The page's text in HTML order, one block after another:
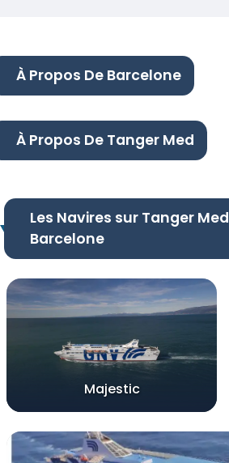
À Propos De Barcelone
À Propos De Tanger Med
Les Navires sur Tanger Med
Barcelone
Majestic